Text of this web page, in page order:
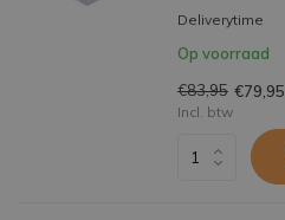
Deliverytime
Op voorraad
€83,95 €79,95
Incl. btw